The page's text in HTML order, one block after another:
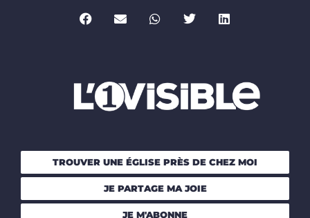
TROUVER UNE ÉGLISE PRÈS DE CHEZ MOI
JE PARTAGE MA JOIE
JE M'ABONNE